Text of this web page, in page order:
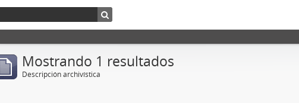
Mostrando 1 resultados
Descripción archivística